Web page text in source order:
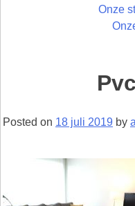
Onze
Posted on 18 juli 2019 by